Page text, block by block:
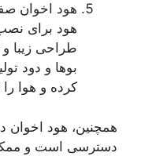
هود برای
طراحی زیبا
بوها و دود
کرده و هوا را
همچنین، هود اخوان
دسترسی است و